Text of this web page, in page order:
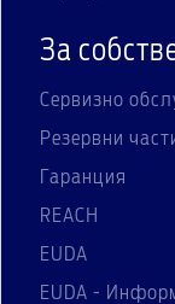
За
Сервизно
Резервни
Гаранция
REACH
EUDA
EUDA -